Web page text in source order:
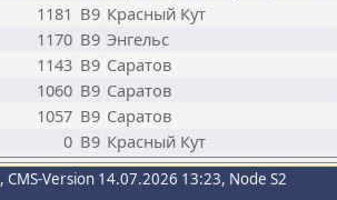
1181 B9 Красный Кут
1170 B9 Энгельс
1143 B9 Саратов
1060 B9 Саратов
1057 B9 Саратов
0 B9 Красный Кут
, CMS-Version 14.07.2026 13:23, Node S2